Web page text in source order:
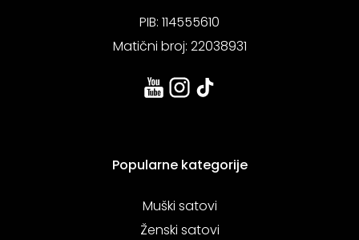
PIB: 114555610
Matični broj: 22038931
Popularne kategorije
Muški satovi
Ženski satovi